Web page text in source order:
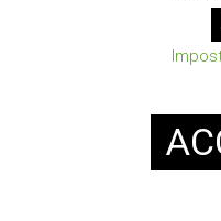
Designed usingMagazine